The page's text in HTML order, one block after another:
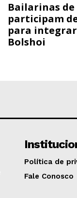
Bailarinas
participam
para integrar
Bolshoi
Política de
Fale Conosco